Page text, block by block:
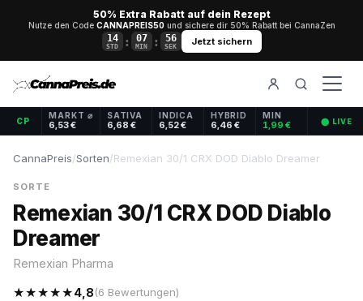
50% Extra Rabatt auf dein Rezept
Nutze den Code CANNAPREIS50und sichere dir 50% Rabatt bei CannaZen
14
STD : 07
MIN : 56
SEK Jetzt sichern
CP
MARKT ⌀
6,53 €
SATIVA
6,68 €
INDICA
6,52 €
HYBRID
6,46 €
MIN
1,99 € ⬤ LIVE
CannaPreis/Sorten/Remexian 30/1 CRX DOD Diablo Dreamer
SORTE
Remexian 30/1 CRX DOD Diablo
Dreamer
Remexian Pharma
★★★★★4,8(6 Bewertungen)